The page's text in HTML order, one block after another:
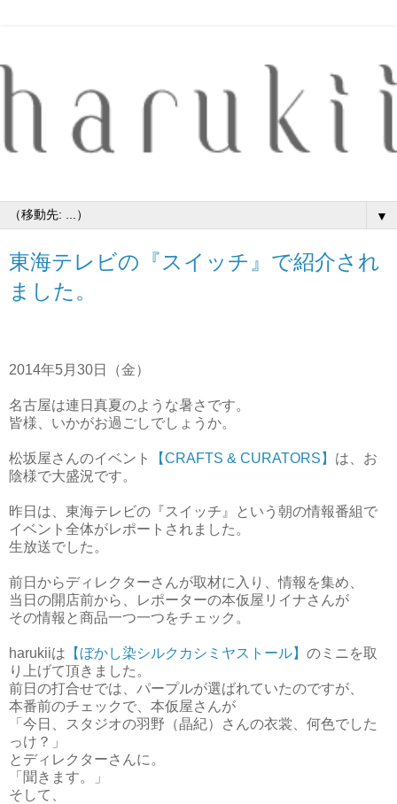
▼
東海テレビの『スイッチ』で紹介され
ました。
2014年5月30日（金）
名古屋は連日真夏のような暑さです。
皆様、いかがお過ごしでしょうか。
松坂屋さんのイベント 【CRAFTS & CURATORS】 は、お
陰様で大盛況です。
昨日は、東海テレビの『スイッチ』という朝の情報番組で
イベント全体がレポートされました。
生放送でした。
前日からディレクターさんが取材に入り、情報を集め、
当日の開店前から、レポーターの本仮屋リイナさんが
その情報と商品一つ一つをチェック。
harukiiは 【ぼかし染シルクカシミヤストール】 のミニを取
り上げて頂きました。
前日の打合せでは、パープルが選ばれていたのですが、
本番前のチェックで、本仮屋さんが
「今日、スタジオの羽野（晶紀）さんの衣裳、何色でした
っけ？」
とディレクターさんに。
「聞きます。」
そして、